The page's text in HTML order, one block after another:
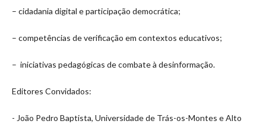
– cidadania digital e participação democrática;
– competências de verificação em contextos educativos;
– iniciativas pedagógicas de combate à desinformação.
Editores Convidados:
- João Pedro Baptista, Universidade de Trás-os-Montes e Alto